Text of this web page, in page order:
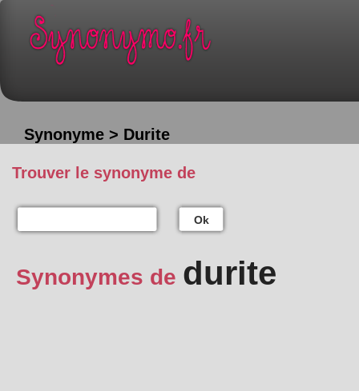
Synonyme > Durite
Trouver le synonyme de
Ok
Synonymes de durite